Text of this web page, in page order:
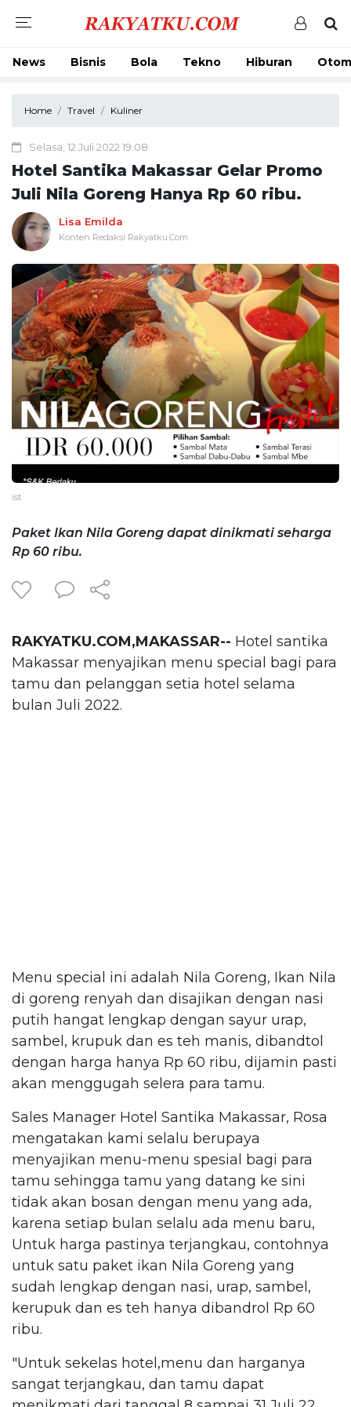
News Bisnis Bola Tekno Hiburan
Home Travel Kuliner
Selasa, 12 Juli 2022 19:08
Hotel Santika Makassar Gelar Promo
Juli Nila Goreng Hanya Rp 60 ribu.
Lisa Emilda
Konten Redaksi Rakyatku.Com
ist
Paket Ikan Nila Goreng dapat dinikmati seharga
Rp 60 ribu.
RAKYATKU.COM,MAKASSAR-- Hotel santika
Makassar menyajikan menu special bagi para
tamu dan pelanggan setia hotel selama
bulan Juli 2022.
Menu special ini adalah Nila Goreng, Ikan Nila
di goreng renyah dan disajikan dengan nasi
putih hangat lengkap dengan sayur urap,
sambel, krupuk dan es teh manis, dibandtol
dengan harga hanya Rp 60 ribu, dijamin pasti
akan menggugah selera para tamu.
Sales Manager Hotel Santika Makassar, Rosa
mengatakan kami selalu berupaya
menyajikan menu-menu spesial bagi para
tamu sehingga tamu yang datang ke sini
tidak akan bosan dengan menu yang ada,
karena setiap bulan selalu ada menu baru,
Untuk harga pastinya terjangkau, contohnya
untuk satu paket ikan Nila Goreng yang
sudah lengkap dengan nasi, urap, sambel,
kerupuk dan es teh hanya dibandrol Rp 60
ribu.
"Untuk sekelas hotel,menu dan harganya
sangat terjangkau, dan tamu dapat